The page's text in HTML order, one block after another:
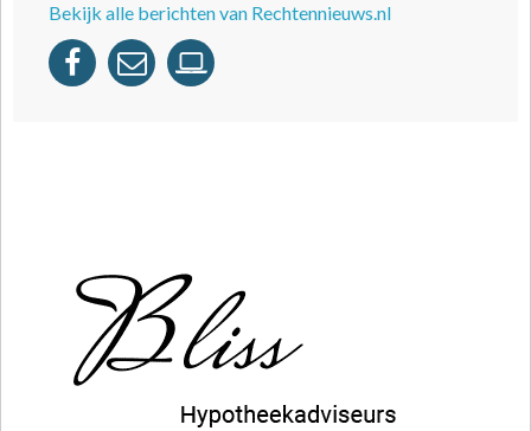
Bekijk alle berichten van Rechtennieuws.nl